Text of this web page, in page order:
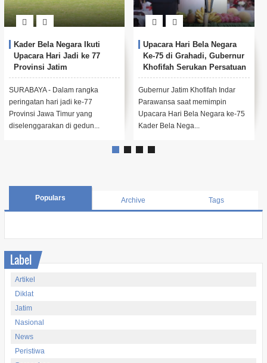
Kader Bela Negara Ikuti
Upacara Hari Jadi ke 77
Provinsi Jatim
SURABAYA - Dalam rangka
peringatan hari jadi ke-77
Provinsi Jawa Timur yang
diselenggarakan di gedun...
Upacara Hari Bela Negara
Ke-75 di Grahadi, Gubernur
Khofifah Serukan Persatuan
Gubernur Jatim Khofifah Indar
Parawansa saat memimpin
Upacara Hari Bela Negara ke-75
Kader Bela Nega...
Populars Archive Tags
Label
Artikel
Diklat
Jatim
Nasional
News
Peristiwa